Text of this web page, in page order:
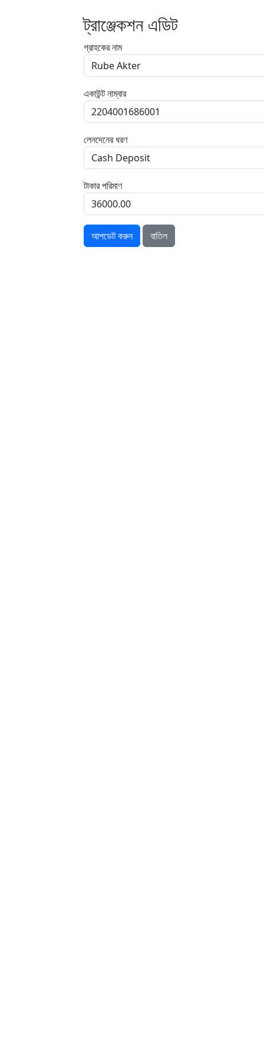
ট্রাঞ্জেকশন এডিট
গ্রাহকের নাম
একাউন্ট নাম্বার
লেনদেনের ধরণ
টাকার পরিমাণ
আপডেট করুন বাতিল